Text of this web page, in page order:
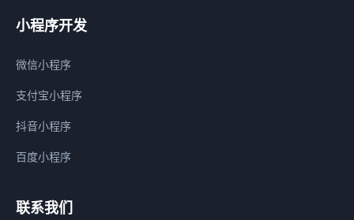
小程序开发
微信小程序
支付宝小程序
抖音小程序
百度小程序
联系我们